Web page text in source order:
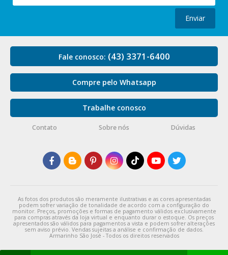
Enviar
Fale conosco: (43) 3371-6400
Compre pelo Whatsapp
Trabalhe conosco
Contato Sobre nós Dúvidas
As fotos dos produtos são meramente ilustrativas e as cores apresentadas
podem sofrer variação de tonalidade de acordo com a configuração do
monitor. Preços, promoções e formas de pagamento válidos exclusivamente
para compras através da loja virtual e enquanto durar o estoque. Os preços
apresentados são válidos para pagamentos a vista e podem sofrer alterações
sem aviso prévio. Vendas sujeitas a análise e confirmação de dados.
Armarinho São José - Todos os direitos reservados